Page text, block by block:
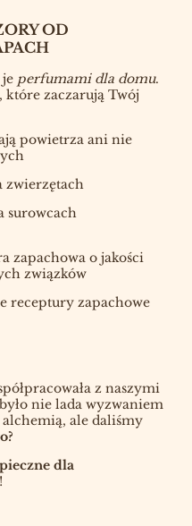
OD
perfumami dla domu.
zaczarują Twój
powietrza ani nie
zwierzętach
surowcach
zapachowa o jakości
związków
receptury zapachowe
z naszymi
nie lada wyzwaniem
ale daliśmy
dla